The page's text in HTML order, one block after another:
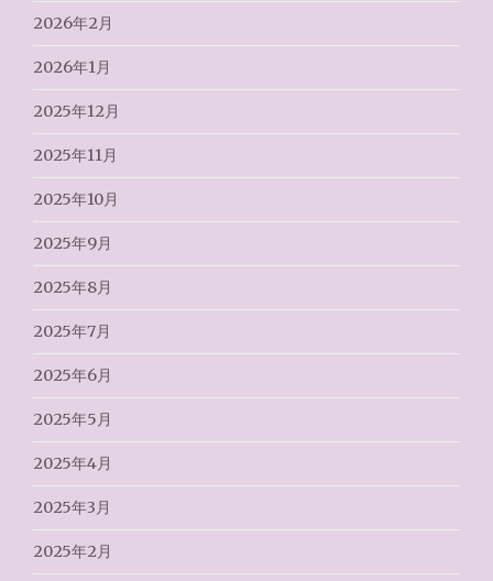
2026年2月
2026年1月
2025年12月
2025年11月
2025年10月
2025年9月
2025年8月
2025年7月
2025年6月
2025年5月
2025年4月
2025年3月
2025年2月